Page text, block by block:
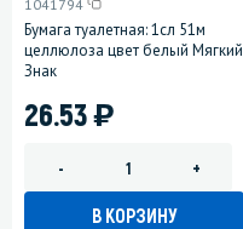
1041794
Бумага туалетная: 1сл 51м
целлюлоза цвет белый Мягкий
Знак
26.53)
- +
В КОРЗИНУ